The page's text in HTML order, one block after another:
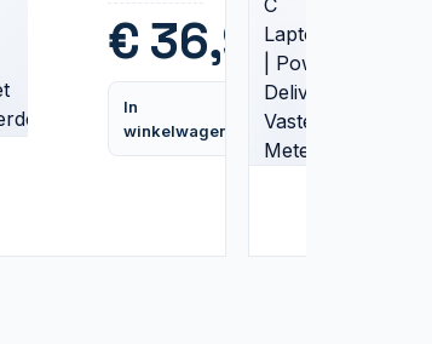
Zwart |
Met
Geïntegreerde
Kabel
€ 36,95
In
winkelwagen
Vergelijk